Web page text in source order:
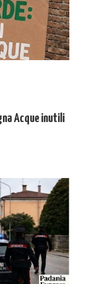
Acque inutili